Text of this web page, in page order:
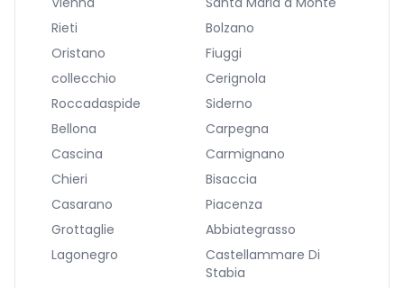
Rieti
Bolzano
Oristano
Fiuggi
collecchio
Cerignola
Roccadaspide
Siderno
Bellona
Carpegna
Cascina
Carmignano
Chieri
Bisaccia
Casarano
Piacenza
Grottaglie
Abbiategrasso
Lagonegro
Castellammare Di
Stabia